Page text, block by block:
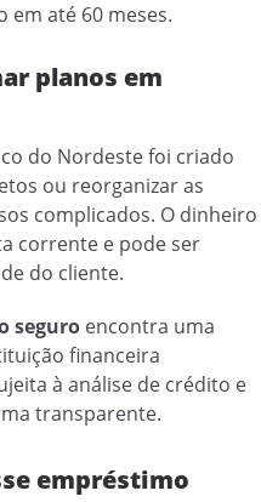
em até 60 meses.
planos em
do Nordeste foi criado
ou reorganizar as
complicados. O dinheiro
corrente e pode ser
do cliente.
seguro encontra uma
financeira
à análise de crédito e
transparente.
empréstimo